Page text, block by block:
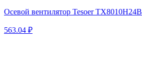
Осевой вентилятор Tesoer
563.04 ₽